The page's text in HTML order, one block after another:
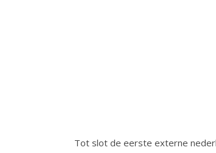
Tot slot de eerste externe